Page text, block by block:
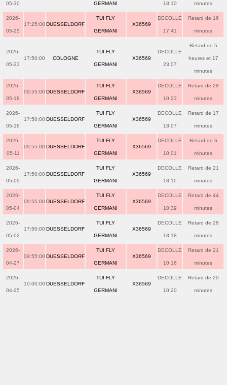
05-30 GERMANI 18:10 minutes
2026-
05-25
17:25:00 DUESSELDORF
TUI FLY
GERMANI
X36569
DECOLLE
17:41
Retard de 16
minutes
2026-
05-23
17:50:00 COLOGNE
TUI FLY
GERMANI
X36569
DECOLLE
23:07
Retard de 5
heures et 17
minutes
2026-
05-18
09:55:00 DUESSELDORF
TUI FLY
GERMANI
X36569
DECOLLE
10:23
Retard de 28
minutes
2026-
05-16
17:50:00 DUESSELDORF
TUI FLY
GERMANI
X36569
DECOLLE
18:07
Retard de 17
minutes
2026-
05-11
09:55:00 DUESSELDORF
TUI FLY
GERMANI
X36569
DECOLLE
10:01
Retard de 6
minutes
2026-
05-09
17:50:00 DUESSELDORF
TUI FLY
GERMANI
X36569
DECOLLE
18:11
Retard de 21
minutes
2026-
05-04
09:55:00 DUESSELDORF
TUI FLY
GERMANI
X36569
DECOLLE
10:39
Retard de 44
minutes
2026-
05-02
17:50:00 DUESSELDORF
TUI FLY
GERMANI
X36569
DECOLLE
18:18
Retard de 28
minutes
2026-
04-27
09:55:00 DUESSELDORF
TUI FLY
GERMANI
X36569
DECOLLE
10:16
Retard de 21
minutes
2026-
04-25
10:00:00 DUESSELDORF
TUI FLY
GERMANI
X36569
DECOLLE
10:20
Retard de 20
minutes